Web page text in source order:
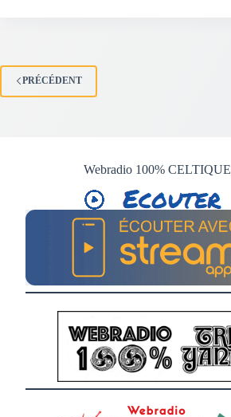
PRÉCÉDENT
Webradio 100% CELTIQUE